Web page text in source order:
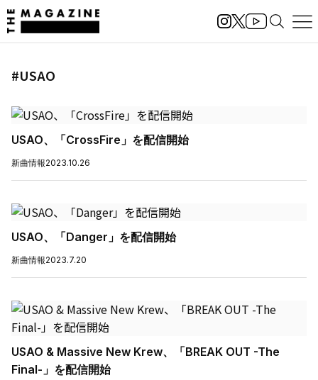
#USAO
USAO、「CrossFire」を配信開始
新曲情報2023.10.26
USAO、「Danger」を配信開始
新曲情報2023.7.20
USAO & Massive New Krew、「BREAK OUT -The
Final-」を配信開始